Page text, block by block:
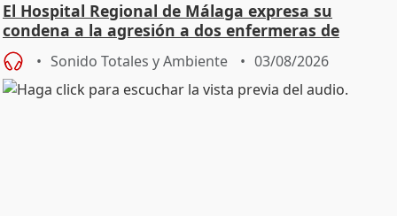
El Hospital Regional de Málaga expresa su
condena a la agresión a dos enfermeras de
Urgencias
Sonido Totales y Ambiente 03/08/2026